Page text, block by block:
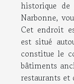
historique de
Narbonne,
Cet endroit
est situé
constitue le
bâtiments
restaurants et